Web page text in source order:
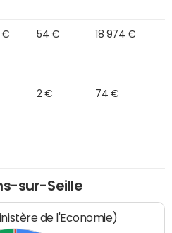
€ 54 € 18 974 €
2 € 74 €
sur-Seille
de l'Economie)